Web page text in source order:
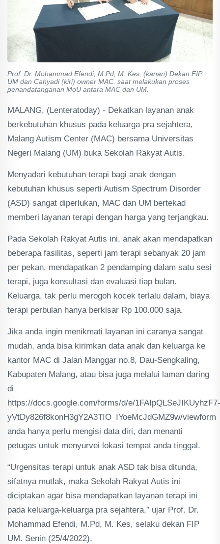
Prof. Dr. Mohammad Efendi, M.Pd, M. Kes, (kanan) Dekan FIP
UM dan Cahyadi (kiri) owner MAC. saat melakukan proses
penandatanganan MoU antara MAC dan UM.
MALANG, (Lenteratoday) - Dekatkan layanan anak
berkebutuhan khusus pada keluarga pra sejahtera,
Malang Autism Center (MAC) bersama Universitas
Negeri Malang (UM) buka Sekolah Rakyat Autis.
Menyadari kebutuhan terapi bagi anak dengan
kebutuhan khusus seperti Autism Spectrum Disorder
(ASD) sangat diperlukan, MAC dan UM bertekad
memberi layanan terapi dengan harga yang terjangkau.
Pada Sekolah Rakyat Autis ini, anak akan mendapatkan
beberapa fasilitas, seperti jam terapi sebanyak 20 jam
per pekan, mendapatkan 2 pendamping dalam satu sesi
terapi, juga konsultasi dan evaluasi tiap bulan.
Keluarga, tak perlu merogoh kocek terlalu dalam, biaya
terapi perbulan hanya berkisar Rp 100.000 saja.
Jika anda ingin menikmati layanan ini caranya sangat
mudah, anda bisa kirimkan data anak dan keluarga ke
kantor MAC di Jalan Manggar no.8, Dau-Sengkaling,
Kabupaten Malang, atau bisa juga melalui laman daring
di
https://docs.google.com/forms/d/e/1FAIpQLSeJIKUyhzF7-
yVtDy826f8konH3gY2A3TIO_IYoeMcJdGMZ9w/viewform
anda hanya perlu mengisi data diri, dan menanti
petugas untuk menyurvei lokasi tempat anda tinggal.
“Urgensitas terapi untuk anak ASD tak bisa ditunda,
sifatnya mutlak, maka Sekolah Rakyat Autis ini
diciptakan agar bisa mendapatkan layanan terapi ini
pada keluarga-keluarga pra sejahtera,” ujar Prof. Dr.
Mohammad Efendi, M.Pd, M. Kes, selaku dekan FIP
UM. Senin (25/4/2022).